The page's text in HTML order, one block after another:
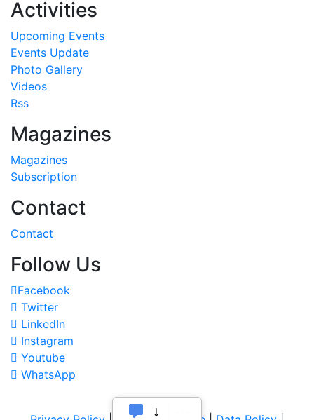
Upcoming Events
Events Update
Photo Gallery
Videos
Rss
Magazines
Subscription
Contact
Contact
Facebook
Twitter
LinkedIn
Instagram
Youtube
WhatsApp
|Terms of Service